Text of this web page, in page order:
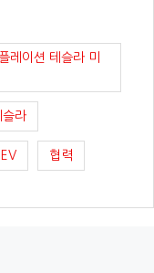
레이션 테슬라 미
슬라
협력